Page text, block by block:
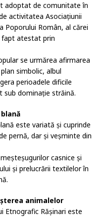
adoptat de comunitate în
activitatea Asociațiunii
Poporului Român, al cărei
fapt atestat prin
se urmărea afirmarea
simbolic, albul
perioadele dificile
dominație străină.
este variată și cuprinde
pernă, dar și veșminte din
casnice și
și prelucrării textilelor în
animalelor
Etnografic Rășinari este